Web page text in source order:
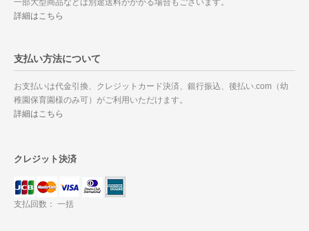
一部大型商品などは別途送料がかかる場合もございます。
詳細はこちら
支払い方法について
お支払いは代金引換、クレジットカード決済、銀行振込、後払い.com（幼
稚園保育園様のみ可）がご利用いただけます。
詳細はこちら
クレジット決済
支払回数： 一括